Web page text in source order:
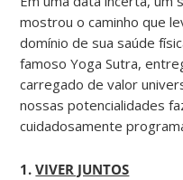
mostrou o caminho que
domínio de sua saúde
famoso Yoga Sutra,
carregado de valor
nossas potencialidades
cuidadosamente
1.VIVER JUNTOS